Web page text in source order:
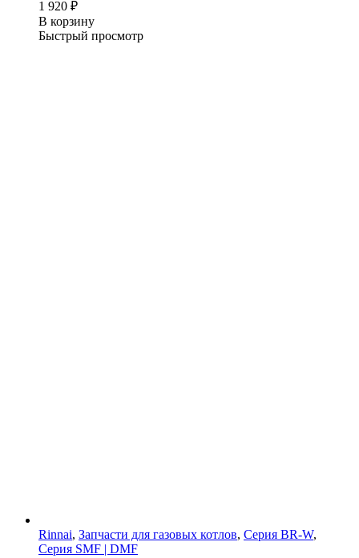
1 920 ₽
В корзину
Быстрый просмотр
Rinnai, Запчасти для газовых котлов, Серия BR-W,
Серия SMF | DMF